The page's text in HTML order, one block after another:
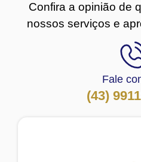
Confira a opinião de
nossos serviços e
Fale
(43)